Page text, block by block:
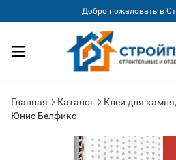
Добро пожаловать в
Главная Каталог
Клеи для
Юнис Белфикс